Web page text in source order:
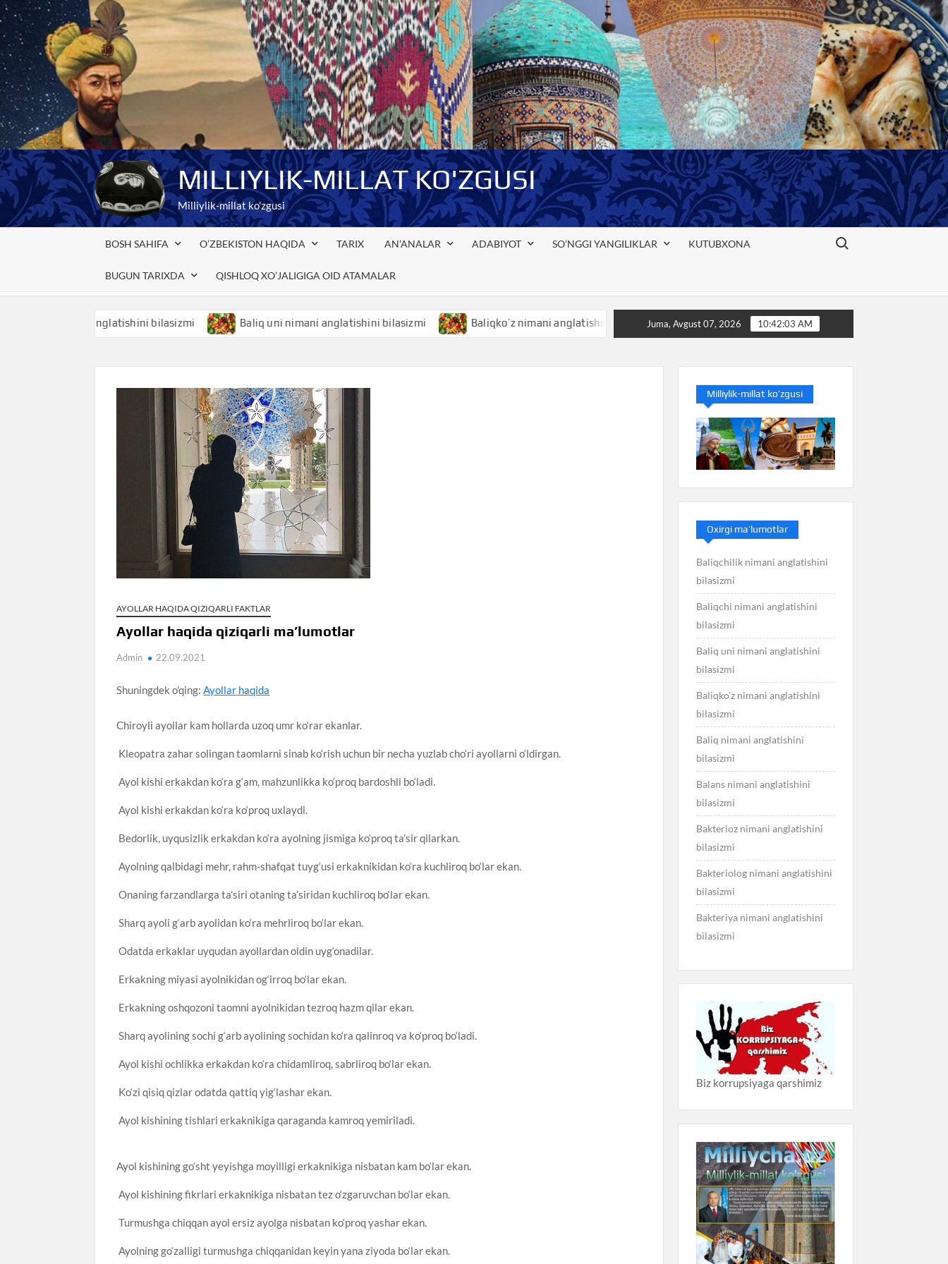
Skip
to
content
MILLIYLIK-MILLAT KO'ZGUSI
Milliylik-millat ko'zgusi
BOSH SAHIFA O’ZBEKISTON HAQIDA TARIX AN’ANALAR ADABIYOT SO’NGGI YANGILIKLAR KUTUBXONA
BUGUN TARIXDA QISHLOQ XO’JALIGIGA OID ATAMALAR
Search for:
nimani anglatishini bilasizmi Baliq uni nimani anglatishini bilasizmi Baliqko’z nimani anglatishini bilasizmi Baliq nimani anglatishini bilasizmi
Juma, Avgust 07, 2026 10:42:03 AM
AYOLLAR HAQIDA QIZIQARLI FAKTLAR
Ayollar haqida qiziqarli ma’lumotlar
Admin 22.09.2021
Shuningdek o’qing:Ayollar haqida
Chiroyli ayollar kam hollarda uzoq umr ko‘rar ekanlar.
Kleopatra zahar solingan taomlarni sinab ko‘rish uchun bir necha yuzlab cho‘ri ayollarni o‘ldirgan.
Ayol kishi erkakdan ko‘ra g‘am, mahzunlikka ko‘proq bardoshli bo‘ladi.
Ayol kishi erkakdan ko‘ra ko‘proq uxlaydi.
Bedorlik, uyqusizlik erkakdan ko‘ra ayolning jismiga ko‘proq ta’sir qilarkan.
Ayolning qalbidagi mehr, rahm-shafqat tuyg‘usi erkaknikidan ko‘ra kuchliroq bo‘lar ekan.
Onaning farzandlarga ta’siri otaning ta’siridan kuchliroq bo‘lar ekan.
Sharq ayoli g‘arb ayolidan ko‘ra mehrliroq bo‘lar ekan.
Odatda erkaklar uyqudan ayollardan oldin uyg‘onadilar.
Erkakning miyasi ayolnikidan og‘irroq bo‘lar ekan.
Erkakning oshqozoni taomni ayolnikidan tezroq hazm qilar ekan.
Sharq ayolining sochi g‘arb ayolining sochidan ko‘ra qalinroq va ko‘proq bo‘ladi.
Ayol kishi ochlikka erkakdan ko‘ra chidamliroq, sabrliroq bo‘lar ekan.
Ko‘zi qisiq qizlar odatda qattiq yig‘lashar ekan.
Ayol kishining tishlari erkaknikiga qaraganda kamroq yemiriladi.
Ayol kishining go‘sht yeyishga moyilligi erkaknikiga nisbatan kam bo‘lar ekan.
Ayol kishining fikrlari erkaknikiga nisbatan tez o‘zgaruvchan bo‘lar ekan.
Turmushga chiqqan ayol ersiz ayolga nisbatan ko‘proq yashar ekan.
Ayolning go‘zalligi turmushga chiqqanidan keyin yana ziyoda bo‘lar ekan.
Milliylik-millat ko’zgusi
Oxirgi ma’lumotlar
Baliqchilik nimani anglatishini
bilasizmi
Baliqchi nimani anglatishini
bilasizmi
Baliq uni nimani anglatishini
bilasizmi
Baliqko’z nimani anglatishini
bilasizmi
Baliq nimani anglatishini
bilasizmi
Balans nimani anglatishini
bilasizmi
Bakterioz nimani anglatishini
bilasizmi
Bakteriolog nimani anglatishini
bilasizmi
Bakteriya nimani anglatishini
bilasizmi
Biz korrupsiyaga qarshimiz